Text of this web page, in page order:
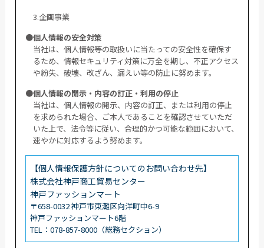
3.企画事業
●個人情報の安全対策
当社は、個人情報等の取扱いに当たっての安全性を確保す
るため、情報セキュリティ対策に万全を期し、不正アクセス
や紛失、破壊、改ざん、漏えい等の防止に努めます。
●個人情報の開示・内容の訂正・利用の停止
当社は、個人情報の開示、内容の訂正、または利用の停止
を求められた場合、ご本人であることを確認させていただ
いた上で、法令等に従い、合理的かつ可能な範囲において、
速やかに対応するよう努めます。
【個人情報保護方針についてのお問い合わせ先】
株式会社神戸商工貿易センター
神戸ファッションマート
〒658-0032 神戸市東灘区向洋町中6-9
神戸ファッションマート6階
TEL：078-857-8000（総務セクション）